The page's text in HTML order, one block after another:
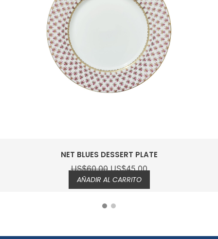
NET BLUES SOUP PLATE
US$65.00 US$
AÑADIR AL CARRITO